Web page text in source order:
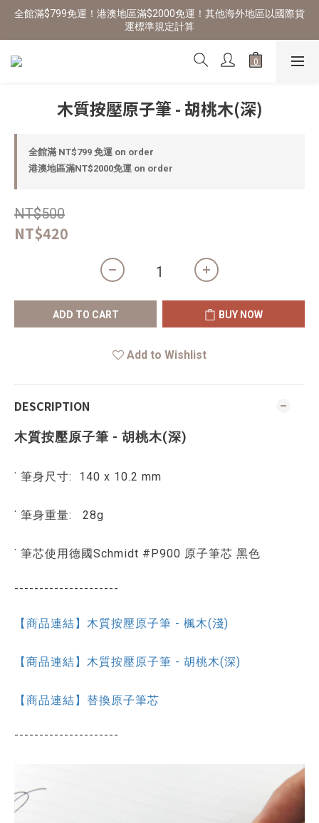
全館滿$799免運！港澳地區滿$2000免運！其他海外地區以國際貨
運標準規定計算
木質按壓原子筆 - 胡桃木(深)
全館滿 NT$799 免運 on order
港澳地區滿NT$2000免運 on order
NT$500
NT$420
ADD TO CART BUY NOW
Add to Wishlist
DESCRIPTION
木質按壓原子筆 - 胡桃木(深)
˙ 筆身尺寸: 140 x 10.2 mm
˙ 筆身重量: 28g
˙ 筆芯使用德國Schmidt #P900 原子筆芯 黑色
---------------------
【商品連結】木質按壓原子筆 - 楓木(淺)
【商品連結】木質按壓原子筆 - 胡桃木(深)
【商品連結】替換原子筆芯
---------------------